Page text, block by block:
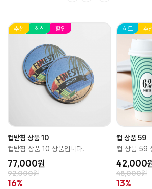
추천 최신 할인
컵받침 상품 10
컵받침 상품 10 상품입니다.
77,000원
92,000원
16%
히트 추
컵 상품 59
컵 상품 59
42,000
48,000원
13%